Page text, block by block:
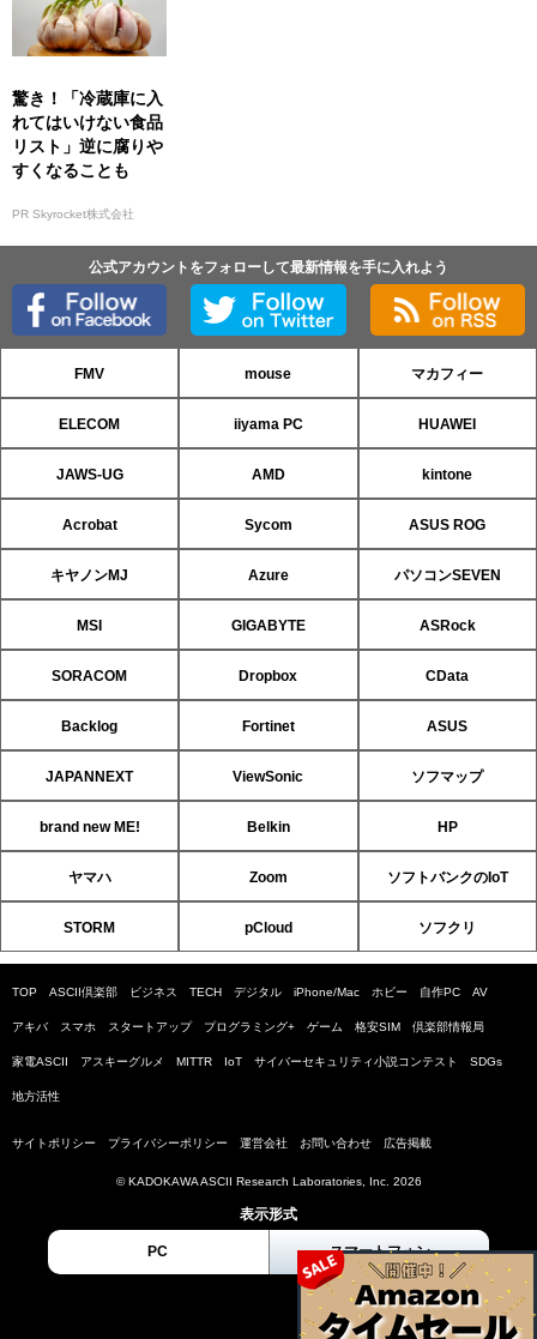
驚き！「冷蔵庫に入
れてはいけない食品
リスト」逆に腐りや
すくなることも
PR Skyrocket株式会社
公式アカウントをフォローして最新情報を手に入れよう
FMV mouse マカフィー
ELECOM iiyama PC HUAWEI
JAWS-UG AMD kintone
Acrobat Sycom ASUS ROG
キヤノンMJ Azure パソコンSEVEN
MSI GIGABYTE ASRock
SORACOM Dropbox CData
Backlog Fortinet ASUS
JAPANNEXT ViewSonic ソフマップ
brand new ME! Belkin HP
ヤマハ Zoom ソフトバンクのIoT
STORM pCloud ソフクリ
TOP ASCII倶楽部 ビジネス TECH デジタル iPhone/Mac ホビー 自作PC AV
アキバ スマホ スタートアップ プログラミング+ ゲーム 格安SIM 倶楽部情報局
家電ASCII アスキーグルメ MITTR IoT サイバーセキュリティ小説コンテスト SDGs
地方活性
サイトポリシー プライバシーポリシー 運営会社 お問い合わせ 広告掲載
© KADOKAWA ASCII Research Laboratories, Inc. 2026
表示形式
PC スマートフォン